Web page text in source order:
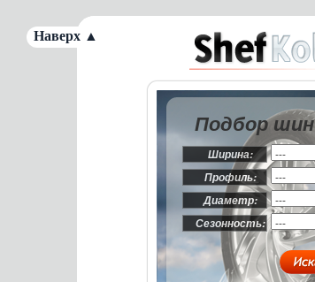
Подбор шин
Ширина:
Профиль:
Диаметр:
Сезонность:
Наверх ▲